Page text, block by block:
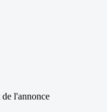
l'annonce